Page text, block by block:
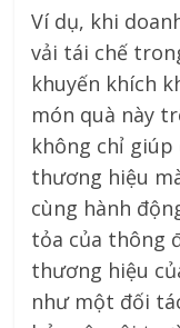
Ví dụ, khi
vải tái chế
khuyến khích
món quà này
không chỉ
thương hiệu
cùng hành
tỏa của thông
thương hiệu
như một đối